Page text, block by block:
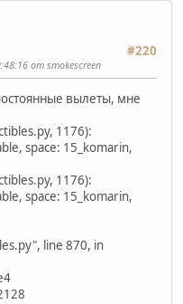
#220
от smokescreen
вылеты, мне
1176):
space: 15_komarin,
1176):
space: 15_komarin,
line 870, in